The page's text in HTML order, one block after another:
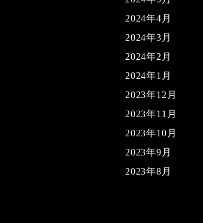
2024年4月
2024年3月
2024年2月
2024年1月
2023年12月
2023年11月
2023年10月
2023年9月
2023年8月